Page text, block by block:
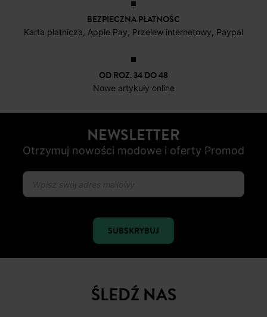
BEZPIECZNA PŁATNOŚC
Karta płatnicza, Apple Pay, Przelew internetowy, Paypal
OD ROZ. 34 DO 48
Nowe artykuły online
NEWSLETTER
Otrzymuj nowości modowe i oferty Promod
SUBSKRYBUJ
ŚLEDŹ NAS